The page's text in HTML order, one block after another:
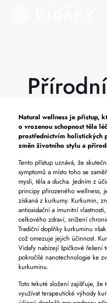
Natural wellness je přístup,
o vrozenou schopnost těla
prostřednictvím holistických
změn životního stylu a
Tento přístup uznává, že
symptomů a místo toho se
mysli, těla a ducha. Jedním z
principy přirozeného wellness,
získaná z kurkumy. Kurkumin,
antioxidační a imunitní
celkového zdraví, snížení
Tradiční doplňky kurkuminu
což omezuje jejich účinnost.
Vidafy nabízejí špičkové řešení
pokročilé nanotechnologie ke
kurkuminu.
Toto tekuté složení zajišťuje, že
využívat terapeutické výhody